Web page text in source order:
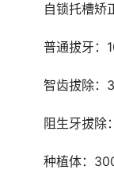
自锁托槽
普通拔牙
智齿拔除
阻生牙拔
种植体：